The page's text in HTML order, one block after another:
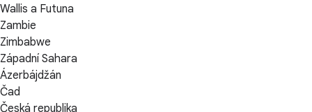
Wallis a Futuna
Zambie
Zimbabwe
Západní Sahara
Ázerbájdžán
Čad
Česká republika